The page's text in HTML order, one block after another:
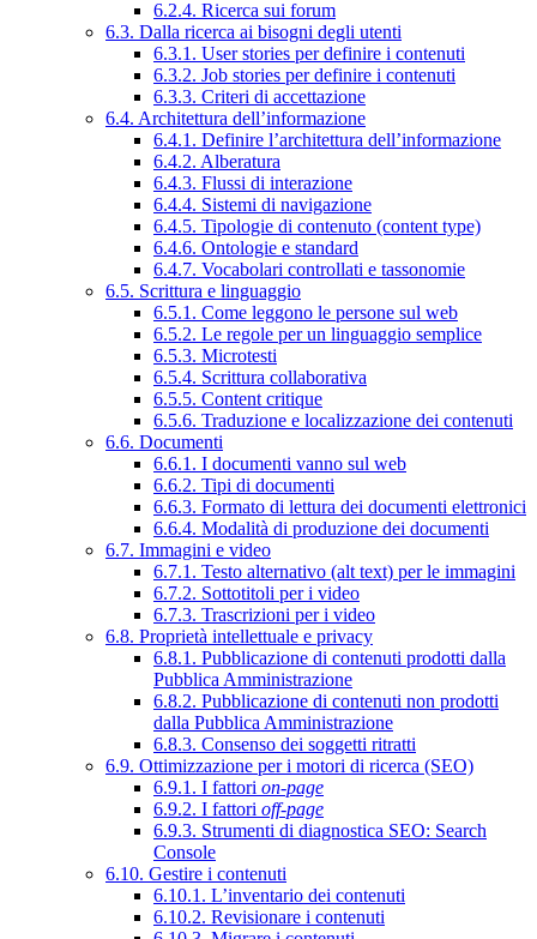
6.2.4. Ricerca sui forum
6.3. Dalla ricerca ai bisogni degli utenti
6.3.1. User stories per definire i contenuti
6.3.2. Job stories per definire i contenuti
6.3.3. Criteri di accettazione
6.4. Architettura dell’informazione
6.4.1. Definire l’architettura dell’informazione
6.4.2. Alberatura
6.4.3. Flussi di interazione
6.4.4. Sistemi di navigazione
6.4.5. Tipologie di contenuto (content type)
6.4.6. Ontologie e standard
6.4.7. Vocabolari controllati e tassonomie
6.5. Scrittura e linguaggio
6.5.1. Come leggono le persone sul web
6.5.2. Le regole per un linguaggio semplice
6.5.3. Microtesti
6.5.4. Scrittura collaborativa
6.5.5. Content critique
6.5.6. Traduzione e localizzazione dei contenuti
6.6. Documenti
6.6.1. I documenti vanno sul web
6.6.2. Tipi di documenti
6.6.3. Formato di lettura dei documenti elettronici
6.6.4. Modalità di produzione dei documenti
6.7. Immagini e video
6.7.1. Testo alternativo (alt text) per le immagini
6.7.2. Sottotitoli per i video
6.7.3. Trascrizioni per i video
6.8. Proprietà intellettuale e privacy
6.8.1. Pubblicazione di contenuti prodotti dalla
Pubblica Amministrazione
6.8.2. Pubblicazione di contenuti non prodotti
dalla Pubblica Amministrazione
6.8.3. Consenso dei soggetti ritratti
6.9. Ottimizzazione per i motori di ricerca (SEO)
6.9.1. I fattori on-page
6.9.2. I fattori off-page
6.9.3. Strumenti di diagnostica SEO: Search
Console
6.10. Gestire i contenuti
6.10.1. L’inventario dei contenuti
6.10.2. Revisionare i contenuti